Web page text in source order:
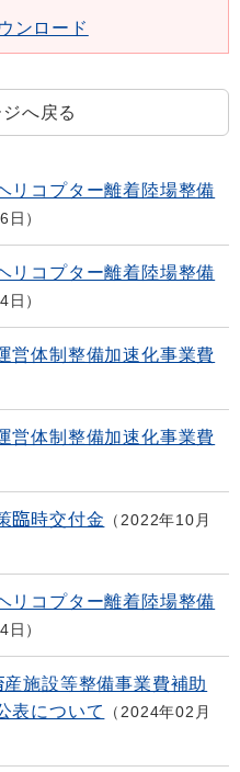
ンロード
へ戻る
コプター離着陸場整備
日
コプター離着陸場整備
日
体制整備加速化事業費
体制整備加速化事業費
臨時交付金
2022年10月
コプター離着陸場整備
日
施設等整備事業費補助
表について
2024年02月